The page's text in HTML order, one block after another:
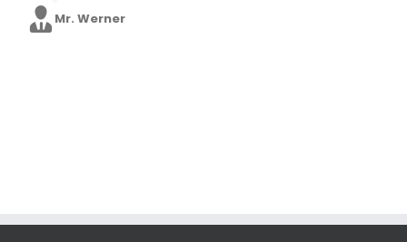
Mr. Werner